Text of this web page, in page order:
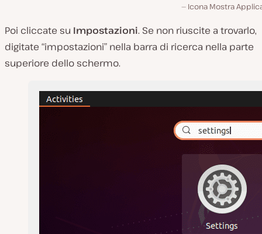
Icona Mostra
Poi cliccate su Impostazioni. Se non riuscite a trovarlo,
digitate “impostazioni” nella barra di ricerca nella parte
superiore dello schermo.